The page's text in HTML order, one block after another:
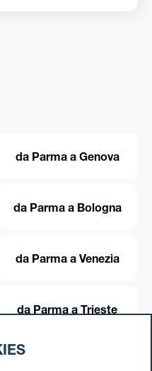
da Parma a Genova
da Parma a Bologna
da Parma a Venezia
da Parma a Trieste